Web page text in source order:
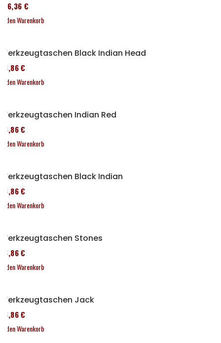
136,36 €
In den Warenkorb
Werkzeugtaschen Black Indian Head
76,86 €
In den Warenkorb
Werkzeugtaschen Indian Red
76,86 €
In den Warenkorb
Werkzeugtaschen Black Indian
76,86 €
In den Warenkorb
Werkzeugtaschen Stones
76,86 €
In den Warenkorb
Werkzeugtaschen Jack
76,86 €
In den Warenkorb